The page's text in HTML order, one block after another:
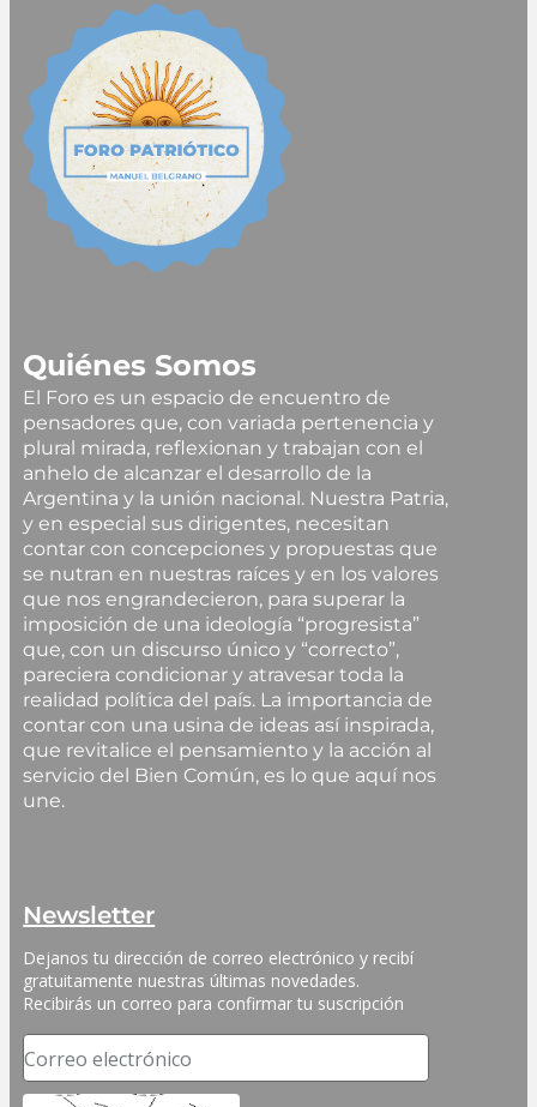
Quiénes Somos
El Foro es un espacio de encuentro de
pensadores que, con variada pertenencia y
plural mirada, reflexionan y trabajan con el
anhelo de alcanzar el desarrollo de la
Argentina y la unión nacional. Nuestra Patria,
y en especial sus dirigentes, necesitan
contar con concepciones y propuestas que
se nutran en nuestras raíces y en los valores
que nos engrandecieron, para superar la
imposición de una ideología “progresista”
que, con un discurso único y “correcto”,
pareciera condicionar y atravesar toda la
realidad política del país. La importancia de
contar con una usina de ideas así inspirada,
que revitalice el pensamiento y la acción al
servicio del Bien Común, es lo que aquí nos
une.
Newsletter
Dejanos tu dirección de correo electrónico y recibí
gratuitamente nuestras últimas novedades.
Recibirás un correo para confirmar tu suscripción
Correo electrónico